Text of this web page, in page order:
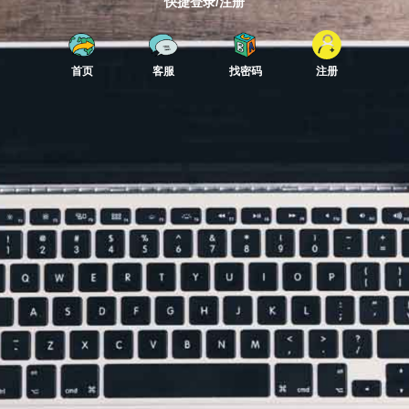
首页 客服 找密码 注册